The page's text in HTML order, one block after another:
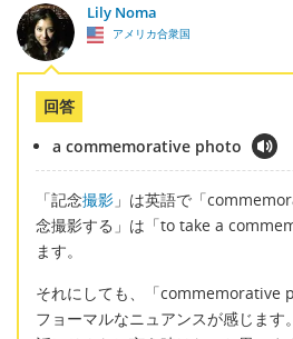
Lily Noma
アメリカ合衆国
回答
a commemorative photo
「記念撮影 」は英語で「
念撮影する」は「to take a
ます。
それにしても、「commemorative
フョーマルなニュアンスが感じます